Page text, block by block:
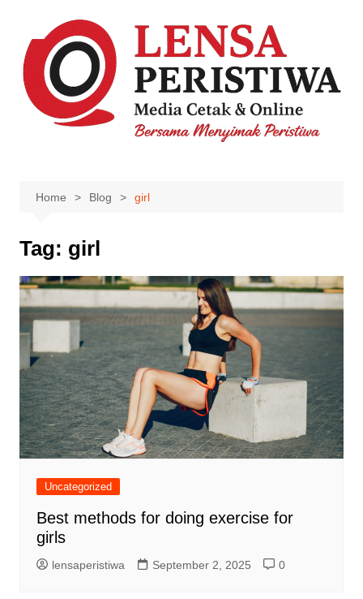
content
Home Blog girl
Tag: girl
Uncategorized
Best methods for doing exercise for
girls
lensaperistiwa September 2, 2025 0